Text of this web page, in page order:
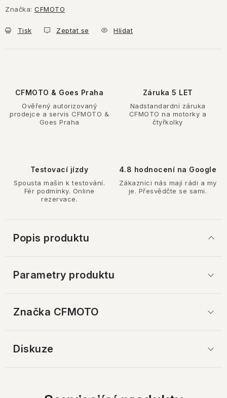
Značka: CFMOTO
Tisk Zeptat se Hlídat
CFMOTO & Goes Praha
Ověřený autorizovaný
prodejce a servis CFMOTO &
Goes Praha
Záruka 5 LET
Nadstandardní záruka
CFMOTO na motorky a
čtyřkolky
Testovací jízdy
Spousta mašin k testování.
Fér podmínky. Online
rezervace.
4.8 hodnocení na Google
Zákazníci nás mají rádi a my
je. Přesvědčte se sami.
Popis produktu
Parametry produktu
Značka CFMOTO
Diskuze